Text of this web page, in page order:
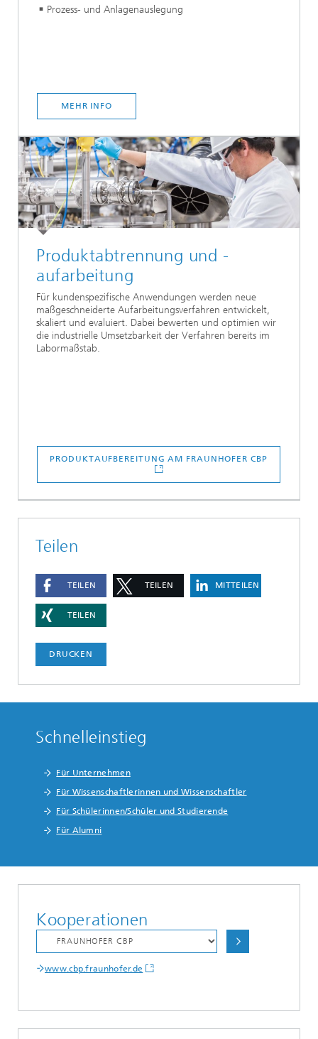
Prozess- und Anlagenauslegung
MEHR INFO
Produktabtrennung und -
aufarbeitung
Für kundenspezifische Anwendungen werden neue
maßgeschneiderte Aufarbeitungsverfahren entwickelt,
skaliert und evaluiert. Dabei bewerten und optimien wir
die industrielle Umsetzbarkeit der Verfahren bereits im
Labormaßstab.
PRODUKTAUFBEREITUNG AM FRAUNHOFER CBP
Teilen
TEILEN TEILEN MITTEILEN
TEILEN
DRUCKEN
Schnelleinstieg
Für Unternehmen
Für Wissenschaftlerinnen und Wissenschaftler
Für Schülerinnen/Schüler und Studierende
Für Alumni
Kooperationen
www.cbp.fraunhofer.de